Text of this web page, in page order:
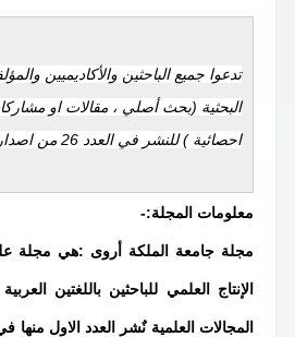
تدعوا جميع الباحثين والأكاديميين
البحثية (بحث أصلي ، مقالات او
احصائية ) للنشر في العدد 26 من اصدارات المجلة.
معلومات المجلة:-
مجلة جامعة الملكة أروى :هي مجلة
الإنتاج العلمي للباحثين باللغتين